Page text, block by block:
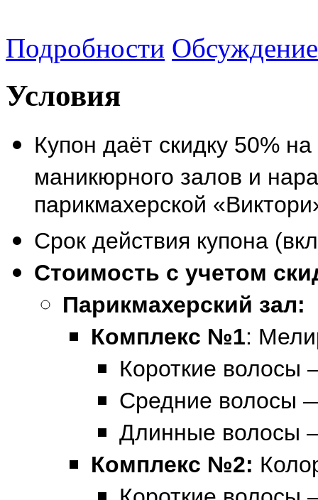
Подробности Обсуждение
Условия
Купон даёт скидку 50%
маникюрного залов и
парикмахерской
Срок действия купона
Стоимость с учетом
Парикмахерский зал:
Комплекс №1:
Короткие волосы
Средние волосы
Длинные волосы
Комплекс №2: